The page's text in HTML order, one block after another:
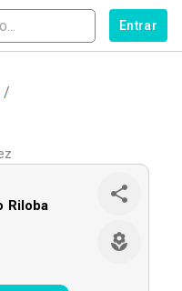
Entrar
/
Riloba